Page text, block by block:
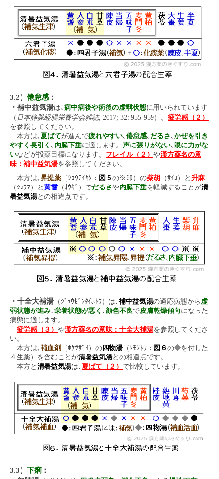
3.2） 倦怠感 ：
・補中益気湯は､ 病中病後や術後の虚弱状態に用いられています
（ 日本静脈経腸栄養学会雑誌, 2017; 32: 955-959）。 疲労感（２）
を参照してください。
本方は､ 夏ばてが進んで疲れやすい､ 倦怠感､ だるさ ､ かぜを引き
やすく長引く ､ 内臓下垂に適します。 声に張りがない､ 眼に力がな
いなどが投薬目標になります。 フレイル（２） や漢方薬名の意
味：補中益気湯を参照してください。
本方は､ 昇提薬 （ｼｮｳﾃｲﾔｸ： 図５ の※印）の柴胡 （ｻｲｺ）と 升麻
（ｼｮｳﾏ）と 黄耆 （ｵｳｷﾞ）でだるさや内臓下垂を軽減することが清
暑益気湯との相違点です。
・十全大補湯 （ｼﾞｭｳｾﾞﾝﾀｲﾎﾄｳ）は､ 補中益気湯の適応病態から 虚
弱状態が進み､ 栄養状態が悪く ､ 顔色不良で皮膚乾燥傾向になった
病態に適します。
疲労感（３） や漢方薬名の意味：十全大補湯を参照してくださ
い。
本方は､ 補血剤 （ﾎｹﾂｻﾞｲ）の 四物湯（ｼﾓﾂﾄｳ： 図６ の◆を付した
４生薬）を含むことが清暑益気湯との相違点です。
本方と 清暑益気湯は､ 夏ばて（２） で比較しています。
3.3） 下痢 ：